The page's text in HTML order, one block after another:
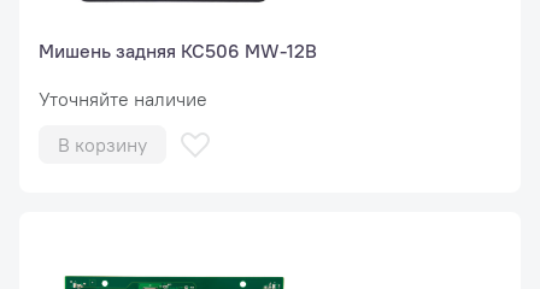
Мишень задняя КС506 MW-12B
Уточняйте наличие
В корзину